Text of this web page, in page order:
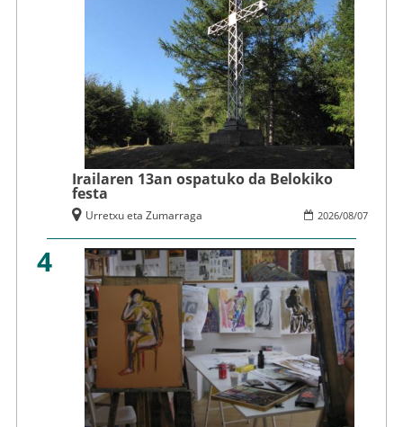
Irailaren 13an ospatuko da Belokiko
festa
2026/08/07
Urretxu eta Zumarraga
4